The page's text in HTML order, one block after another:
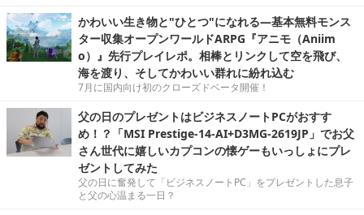
かわいい生き物と"ひとつ"になれる―基本無料モンス
ター収集オープンワールドARPG『アニモ（Aniim
o）』先行プレイレポ。相棒とリンクして空を飛び、
海を渡り、そしてかわいい群れに紛れ込む
7月に国内向け初のクローズドベータ開催！
父の日のプレゼントはビジネスノートPCがおすす
め！？「MSI Prestige-14-AI+D3MG-2619JP」でお父
さん世代に嬉しいカプコンの懐ゲーもいっしょにプレ
ゼントしてみた
父の日に奮発して「ビジネスノートPC」をプレゼントした息子
と父の心温まる一日？